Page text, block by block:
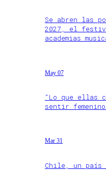
Se abren las
2027, el
academias
May 07
“Lo que ellas
sentir
Mar 31
Chile, un país